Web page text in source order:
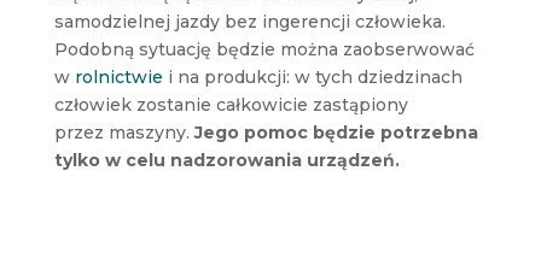
samodzielnej jazdy bez ingerencji człowieka.
Podobną sytuację będzie można zaobserwować
w rolnictwie i na produkcji: w tych dziedzinach
człowiek zostanie całkowicie zastąpiony
przez maszyny.Jego pomoc będzie potrzebna
tylko w celu nadzorowania urządzeń.